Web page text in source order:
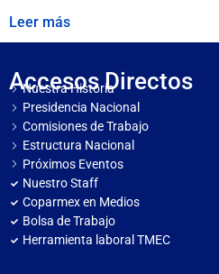
Leer más
Accesos Directos
Nuestra Historia
Presidencia Nacional
Comisiones de Trabajo
Estructura Nacional
Próximos Eventos
Nuestro Staff
Coparmex en Medios
Bolsa de Trabajo
Herramienta laboral TMEC